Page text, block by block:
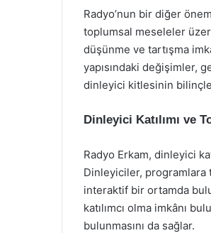
Radyo’nun bir diğer
toplumsal meseleler
düşünme ve tartışma
yapısındaki değişimler,
dinleyici kitlesinin
Dinleyici Katılımı ve
Radyo Erkam, dinleyici
Dinleyiciler, programlara
interaktif bir ortamda
katılımcı olma imkânı
bulunmasını da sağlar.